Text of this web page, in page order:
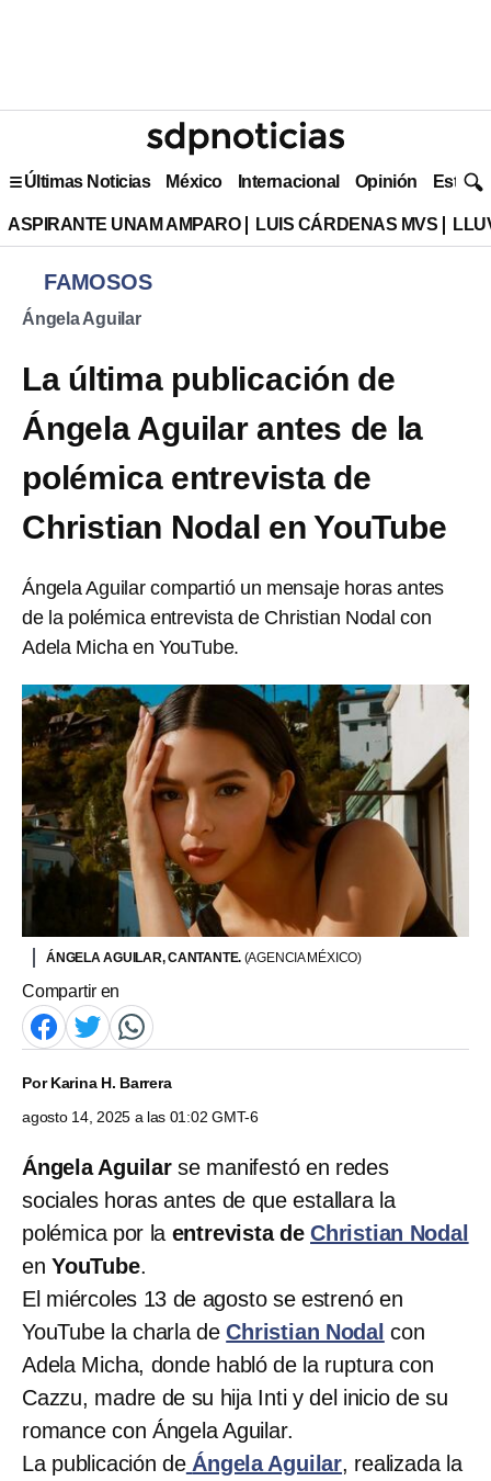
Últimas Noticias México Internacional Opinión Estilo
ASPIRANTE UNAM AMPARO LUIS CÁRDENAS MVS
FAMOSOS
Ángela Aguilar
La última publicación de
Ángela Aguilar antes de la
polémica entrevista de
Christian Nodal en YouTube
Ángela Aguilar compartió un mensaje horas antes
de la polémica entrevista de Christian Nodal con
Adela Micha en YouTube.
ÁNGELA AGUILAR, CANTANTE. (AGENCIA MÉXICO)
Compartir en
PorKarina H. Barrera
agosto 14, 2025 a las 01:02 GMT-6
Ángela Aguilarse manifestó en redes
sociales horas antes de que estallara la
polémica por la entrevista deChristian Nodal
en YouTube.
El miércoles 13 de agosto se estrenó en
YouTube la charla deChristian Nodal con
Adela Micha, donde habló de la ruptura con
Cazzu, madre de su hija Inti y del inicio de su
romance con Ángela Aguilar.
La publicación de Ángela Aguilar, realizada la